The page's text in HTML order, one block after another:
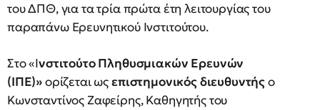
του ΔΠΘ, για τα τρία πρώτα έτη λειτουργίας του
παραπάνω Ερευνητικού Ινστιτούτου.
Στο «Ινστιτούτο Πληθυσμιακών Ερευνών
(ΙΠΕ)»ορίζεται ωςεπιστημονικός διευθυντήςο
Κωνσταντίνος Ζαφείρης, Καθηγητής του